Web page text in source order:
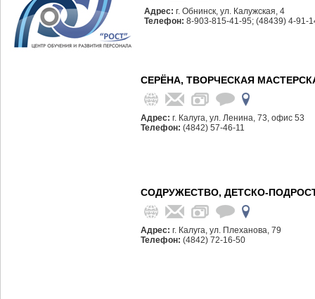
Адрес: г. Обнинск, ул. Калужская, 4
Телефон: 8-903-815-41-95; (48439) 4-91-
СЕРЁНА, ТВОРЧЕСКАЯ
Адрес: г. Калуга, ул. Ленина, 73, офис 53
Телефон: (4842) 57-46-11
СОДРУЖЕСТВО, ДЕТСКО-
Адрес: г. Калуга, ул. Плеханова, 79
Телефон: (4842) 72-16-50